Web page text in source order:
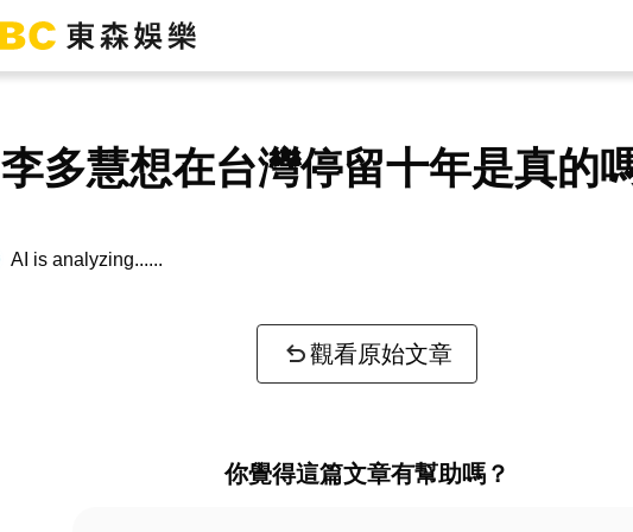
李多慧想在台灣停留十年是真的
AI is analyzing...
觀看原始文章
你覺得這篇文章有幫助嗎？